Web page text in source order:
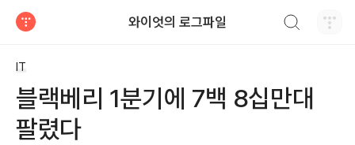
와이엇의 로그파일
IT
블랙베리 1분기에 7백 8십만대
팔렸다